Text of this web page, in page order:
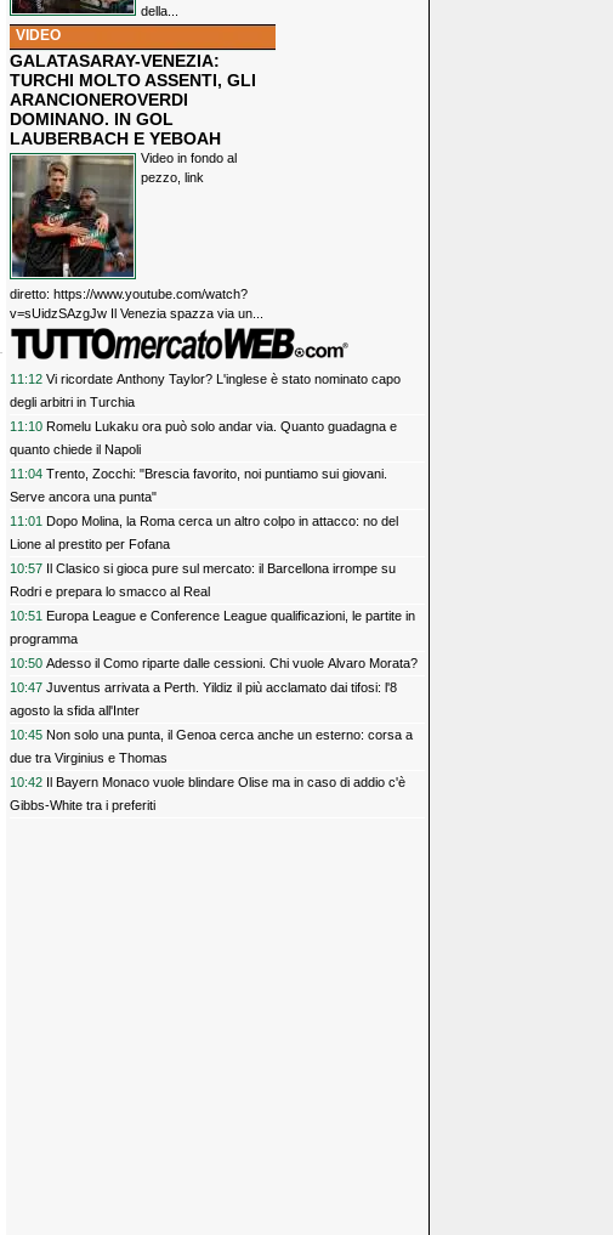
della...
VIDEO
GALATASARAY-VENEZIA:
TURCHI MOLTO ASSENTI, GLI
ARANCIONEROVERDI
DOMINANO. IN GOL
LAUBERBACH E YEBOAH
Video in fondo al
pezzo, link
diretto: https://www.youtube.com/watch?
v=sUidzSAzgJw Il Venezia spazza via un...
11:12 Vi ricordate Anthony Taylor? L'inglese è stato nominato capo
degli arbitri in Turchia
11:10 Romelu Lukaku ora può solo andar via. Quanto guadagna e
quanto chiede il Napoli
11:04 Trento, Zocchi: "Brescia favorito, noi puntiamo sui giovani.
Serve ancora una punta"
11:01 Dopo Molina, la Roma cerca un altro colpo in attacco: no del
Lione al prestito per Fofana
10:57 Il Clasico si gioca pure sul mercato: il Barcellona irrompe su
Rodri e prepara lo smacco al Real
10:51 Europa League e Conference League qualificazioni, le partite in
programma
10:50 Adesso il Como riparte dalle cessioni. Chi vuole Alvaro Morata?
10:47 Juventus arrivata a Perth. Yildiz il più acclamato dai tifosi: l'8
agosto la sfida all'Inter
10:45 Non solo una punta, il Genoa cerca anche un esterno: corsa a
due tra Virginius e Thomas
10:42 Il Bayern Monaco vuole blindare Olise ma in caso di addio c'è
Gibbs-White tra i preferiti